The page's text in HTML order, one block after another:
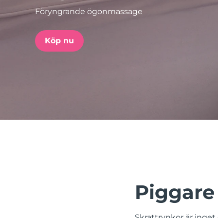
Föryngrande ögonmassage
Köp nu
issa™ Teeth Whitening Set
POPULÄR